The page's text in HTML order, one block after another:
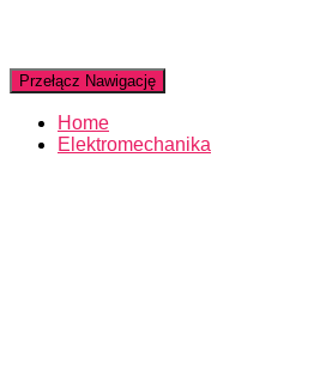
Przełącz Nawigację
Home
Elektromechanika